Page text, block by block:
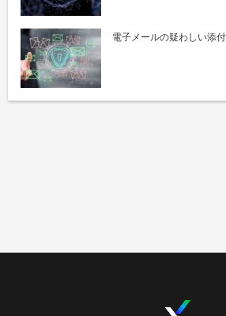
電子メールの疑わしい添